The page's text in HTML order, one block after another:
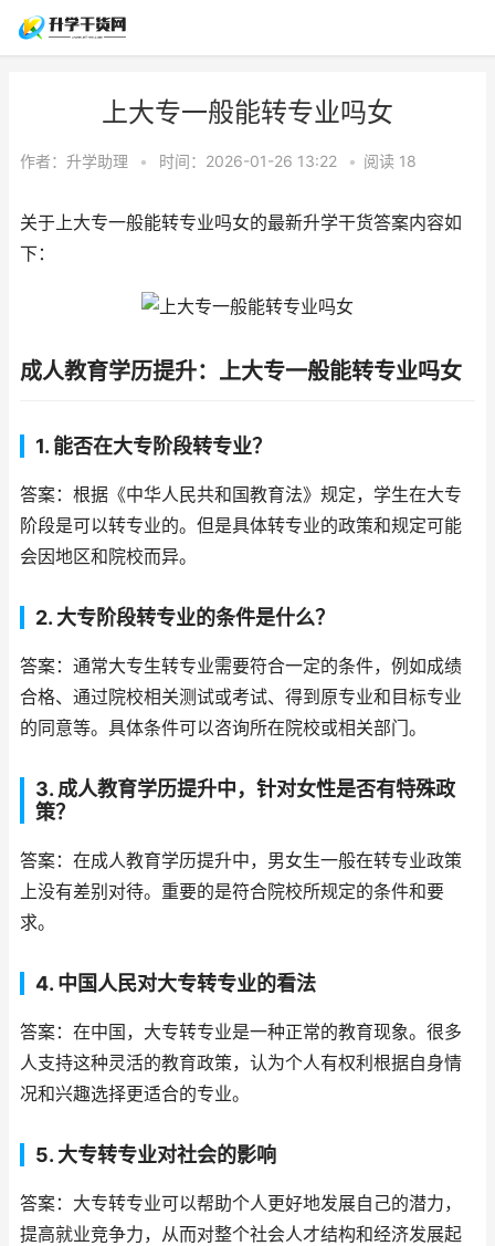
上大专一般能转专业吗女
作者： 升学助理 • 时间：2026-01-26 13:22 • 阅读 18
关于上大专一般能转专业吗女的最新升学干货答案内容如
下：
成人教育学历提升：上大专一般能转专业吗女
1. 能否在大专阶段转专业？
答案：根据《中华人民共和国教育法》规定，学生在大专
阶段是可以转专业的。但是具体转专业的政策和规定可能
会因地区和院校而异。
2. 大专阶段转专业的条件是什么？
答案：通常大专生转专业需要符合一定的条件，例如成绩
合格、通过院校相关测试或考试、得到原专业和目标专业
的同意等。具体条件可以咨询所在院校或相关部门。
3. 成人教育学历提升中，针对女性是否有特殊政
策？
答案：在成人教育学历提升中，男女生一般在转专业政策
上没有差别对待。重要的是符合院校所规定的条件和要
求。
4. 中国人民对大专转专业的看法
答案：在中国，大专转专业是一种正常的教育现象。很多
人支持这种灵活的教育政策，认为个人有权利根据自身情
况和兴趣选择更适合的专业。
5. 大专转专业对社会的影响
答案：大专转专业可以帮助个人更好地发展自己的潜力，
提高就业竞争力，从而对整个社会人才结构和经济发展起